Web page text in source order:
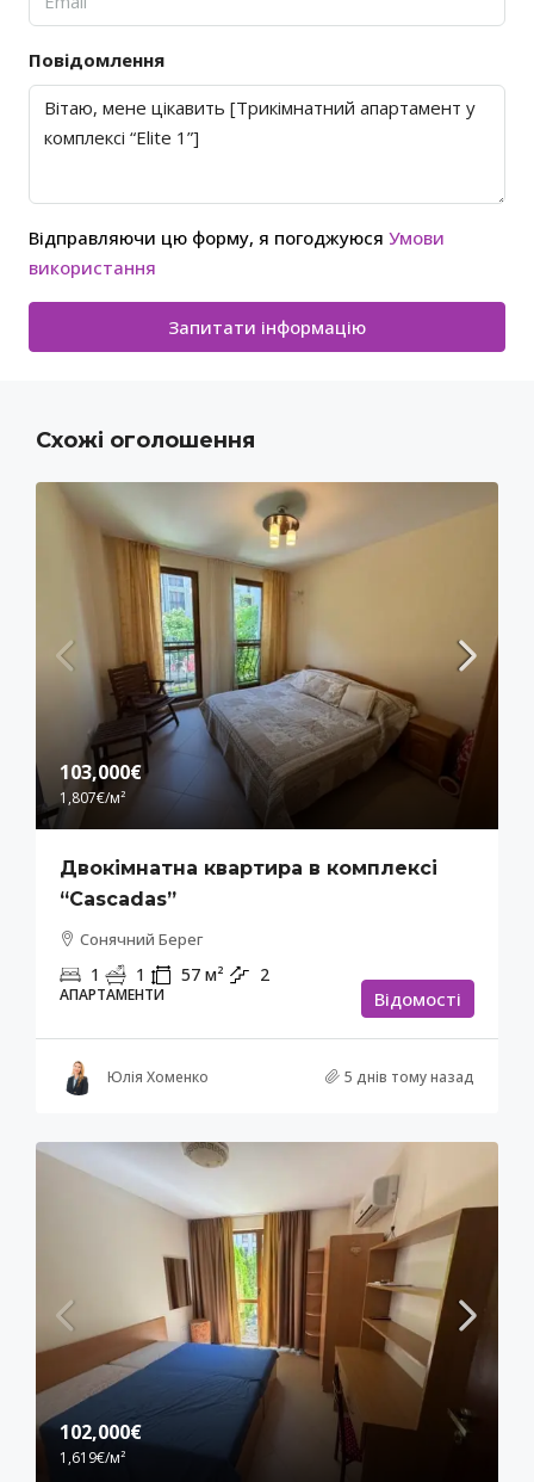
Повідомлення
Відправляючи цю форму, я погоджуюся Умови
використання
Запитати інформацію
Схожі оголошення
103,000€
1,807€/м²
Двокімнатна квартира в комплексі
“Cascadas”
Сонячний Берег
1 1 57 м² 2
АПАРТАМЕНТИ Відомості
Юлія Хоменко 5 днів тому назад
102,000€
1,619€/м²